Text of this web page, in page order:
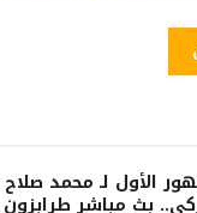
الأول لـ محمد
بث مباشر